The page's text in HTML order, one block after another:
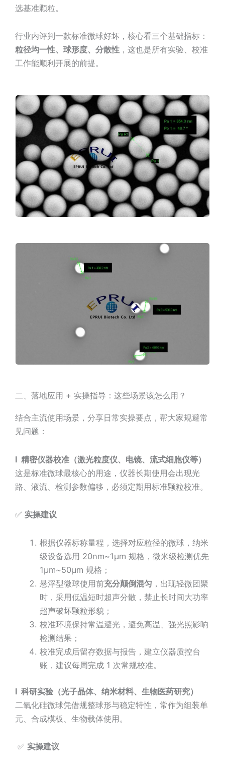
选基准颗粒。
行业内评判一款标准微球好坏，核心看三个基础指标：
粒径均一性、球形度、分散性 ，这也是所有实验、校准
工作能顺利开展的前提。
二、落地应用 + 实操指导：这些场景该怎么用？
结合主流使用场景，分享日常实操要点，帮大家规避常
见问题：
l 精密仪器校准（激光粒度仪、电镜、流式细胞仪等）
这是标准微球最核心的用途，仪器长期使用会出现光
路、液流、检测参数偏移，必须定期用标准颗粒校准。
✅ 实操建议
根据仪器标称量程，选择对应粒径的微球，纳米
级设备选用 20nm~1μm 规格，微米级检测优先
1μm~50μm 规格；
悬浮型微球使用前充分颠倒混匀 ，出现轻微团聚
时，采用低温短时超声分散，禁止长时间大功率
超声破坏颗粒形貌；
校准环境保持常温避光，避免高温、强光照影响
检测结果；
校准完成后留存数据与报告，建立仪器质控台
账，建议每周完成 1 次常规校准。
l 科研实验（光子晶体、纳米材料、生物医药研究）
二氧化硅微球凭借规整球形与稳定特性，常作为组装单
元、合成模板、生物载体使用。
✅ 实操建议